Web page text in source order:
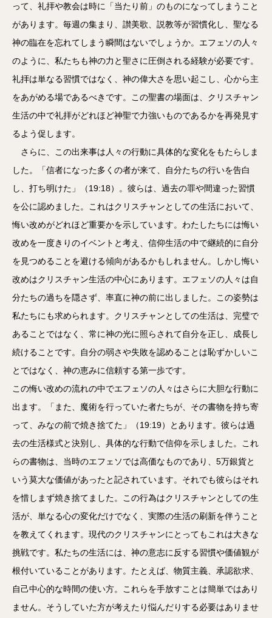
って、礼拝や教会は時に「当たり前」のものになってしまうこと
があります。毎週の集まり、讃美歌、説教等が習慣化し、聖なる
神の臨在を忘れてしまう瞬間はないでしょうか。エフェソの人々
のように、私たちも神の力と聖さに圧倒される経験が必要です。
礼拝は単なる習慣ではなく、神の偉大さを思い起こし、心から主
をあがめる場であるべきです。この聖書の場面は、クリスチャン
生活の中で礼拝がどれほど神聖で力強いものであるかを再発見す
るよう促します。
さらに、この出来事は人々の行動に具体的な変化をもたらしま
した。「信者になった多くの者が来て、自分たちの行いを告白
し、打ち明けた」（19:18）。彼らは、過去の罪や間違った習慣
を公に認めました。これはクリスチャンとしての生活において、
悔い改めがどれほど重要かを示しています。わたしたちには悔い
改めを一度きりのイベントと考え、信仰生活の中で継続的に自分
を見つめることを避ける傾向があるかもしれません。しかし悔い
改めはクリスチャン生活の中心にあります。エフェソの人々は自
分たちの過ちを隠さず、率直に神の前に出しました。この姿勢は
私たちにも求められます。クリスチャンとしての生活は、完璧で
あることではなく、常に神の光に照らされて自分を正し、成長し
続けることです。自分の弱さや失敗を認めることは恥ずかしいこ
とではなく、神の恵みに信頼する第一歩です。
この悔い改めの流れの中でエフェソの人々はさらに大胆な行動に
出ます。「また、魔術を行っていた者たちが、その書物を持ち寄
って、みなの前で焼き捨てた」（19:19）とあります。彼らは過
去の生活様式と決別し、具体的な行動で信仰を示しました。これ
らの書物は、当時のエフェソでは高価なものであり、5万銀貨と
いう莫大な価値があったと記されています。それでも彼らはそれ
を惜しまず焼き捨てました。この行為はクリスチャンとしての生
活が、単なる心の変化だけでなく、実際の生活の刷新を伴うこと
を教えてくれます。現代のクリスチャンにとってもこれは大きな
挑戦です。私たちの生活には、神の意志に反する習慣や価値観が
根付いていることがあります。たとえば、物質主義、承認欲求、
自己中心的な時間の使い方。これらを手放すことは簡単ではあり
ません。そうしていた方が考えたり悩んだりする必要はありませ